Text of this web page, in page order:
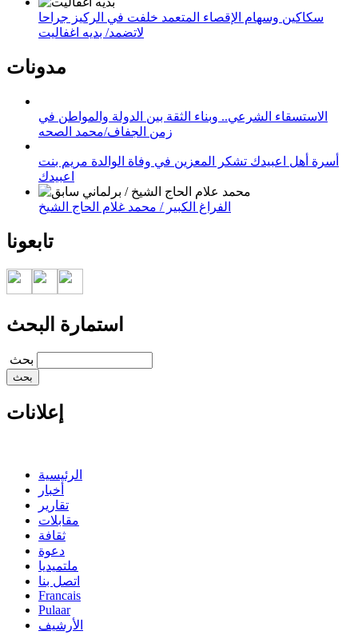
سكاكين وسهام الإقصاء المتعمد خلفت في الركيز جراحا
لاتضمد/ بديه اغفاليت
مدونات
الاستسقاء الشرعي.. وبناء الثقة بين الدولة والمواطن في
زمن الجفاف/محمد الصحه
أسرة أهل اعبيدك تشكر المعزين في وفاة الوالدة مريم بنت
اعبيدك
الفراغ الكبير / محمد غلام الحاج الشيخ
تابعونا
استمارة البحث
‏بحث ‏
إعلانات
الرئيسية
أخبار
تقارير
مقابلات
ثقافة
دعوة
ملتميديا
اتصل بنا
Francais
Pulaar
الأرشيف